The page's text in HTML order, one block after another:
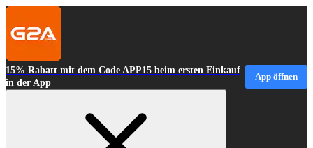
15% Rabatt mit dem Code APP15 beim ersten Einkauf
in der App
App öffnen